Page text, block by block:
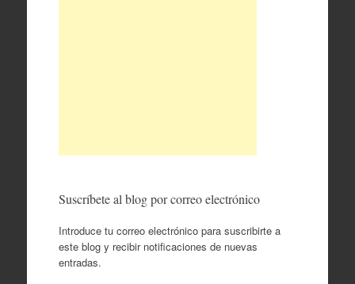
Suscríbete al blog por correo electrónico
Introduce tu correo electrónico para suscribirte a
este blog y recibir notificaciones de nuevas
entradas.